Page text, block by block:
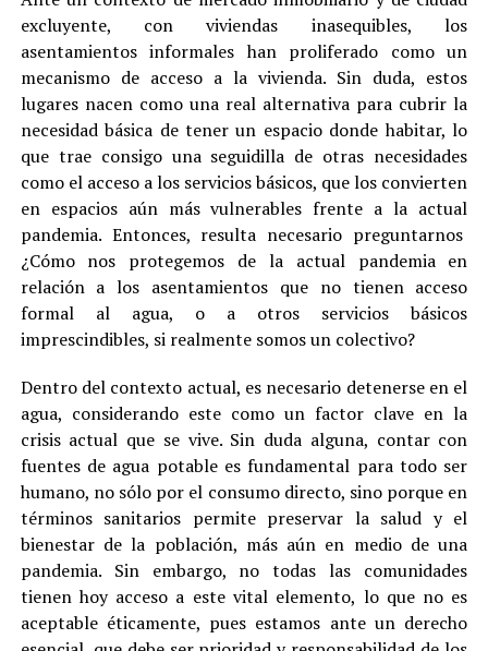
excluyente, con viviendas inasequibles, los
asentamientos informales han proliferado como un
mecanismo de acceso a la vivienda. Sin duda, estos
lugares nacen como una real alternativa para cubrir la
necesidad básica de tener un espacio donde habitar, lo
que trae consigo una seguidilla de otras necesidades
como el acceso a los servicios básicos, que los convierten
en espacios aún más vulnerables frente a la actual
pandemia. Entonces, resulta necesario preguntarnos
¿Cómo nos protegemos de la actual pandemia en
relación a los asentamientos que no tienen acceso
formal al agua, o a otros servicios básicos
imprescindibles, si realmente somos un colectivo?
Dentro del contexto actual, es necesario detenerse en el
agua, considerando este como un factor clave en la
crisis actual que se vive. Sin duda alguna, contar con
fuentes de agua potable es fundamental para todo ser
humano, no sólo por el consumo directo, sino porque en
términos sanitarios permite preservar la salud y el
bienestar de la población, más aún en medio de una
pandemia. Sin embargo, no todas las comunidades
tienen hoy acceso a este vital elemento, lo que no es
aceptable éticamente, pues estamos ante un derecho